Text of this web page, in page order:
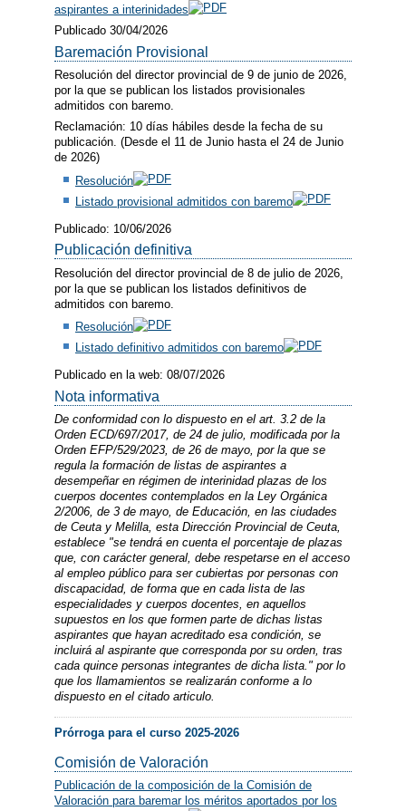
aspirantes a interinidades
Publicado 30/04/2026
Baremación Provisional
Resolución del director provincial de 9 de junio de 2026,
por la que se publican los listados provisionales
admitidos con baremo.
Reclamación: 10 días hábiles desde la fecha de su
publicación. (Desde el 11 de Junio hasta el 24 de Junio
de 2026)
Resolución
Listado provisional admitidos con baremo
Publicado: 10/06/2026
Publicación definitiva
Resolución del director provincial de 8 de julio de 2026,
por la que se publican los listados definitivos de
admitidos con baremo.
Resolución
Listado definitivo admitidos con baremo
Publicado en la web: 08/07/2026
Nota informativa
De conformidad con lo dispuesto en el art. 3.2 de la
Orden ECD/697/2017, de 24 de julio, modificada por la
Orden EFP/529/2023, de 26 de mayo, por la que se
regula la formación de listas de aspirantes a
desempeñar en régimen de interinidad plazas de los
cuerpos docentes contemplados en la Ley Orgánica
2/2006, de 3 de mayo, de Educación, en las ciudades
de Ceuta y Melilla, esta Dirección Provincial de Ceuta,
establece "se tendrá en cuenta el porcentaje de plazas
que, con carácter general, debe respetarse en el acceso
al empleo público para ser cubiertas por personas con
discapacidad, de forma que en cada lista de las
especialidades y cuerpos docentes, en aquellos
supuestos en los que formen parte de dichas listas
aspirantes que hayan acreditado esa condición, se
incluirá al aspirante que corresponda por su orden, tras
cada quince personas integrantes de dicha lista." por lo
que los llamamientos se realizarán conforme a lo
dispuesto en el citado articulo.
Prórroga para el curso 2025-2026
Comisión de Valoración
Publicación de la composición de la Comisión de
Valoración para baremar los méritos aportados por los